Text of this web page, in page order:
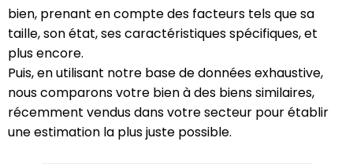
bien, prenant en compte des facteurs tels que sa
taille, son état, ses caractéristiques spécifiques, et
plus encore.
Puis, en utilisant notre base de données exhaustive,
nous comparons votre bien à des biens similaires,
récemment vendus dans votre secteur pour établir
une estimation la plus juste possible.